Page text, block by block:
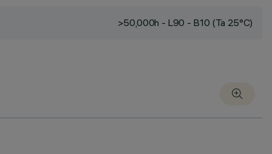
>50,000h - L90 - B10 (Ta 25°C)